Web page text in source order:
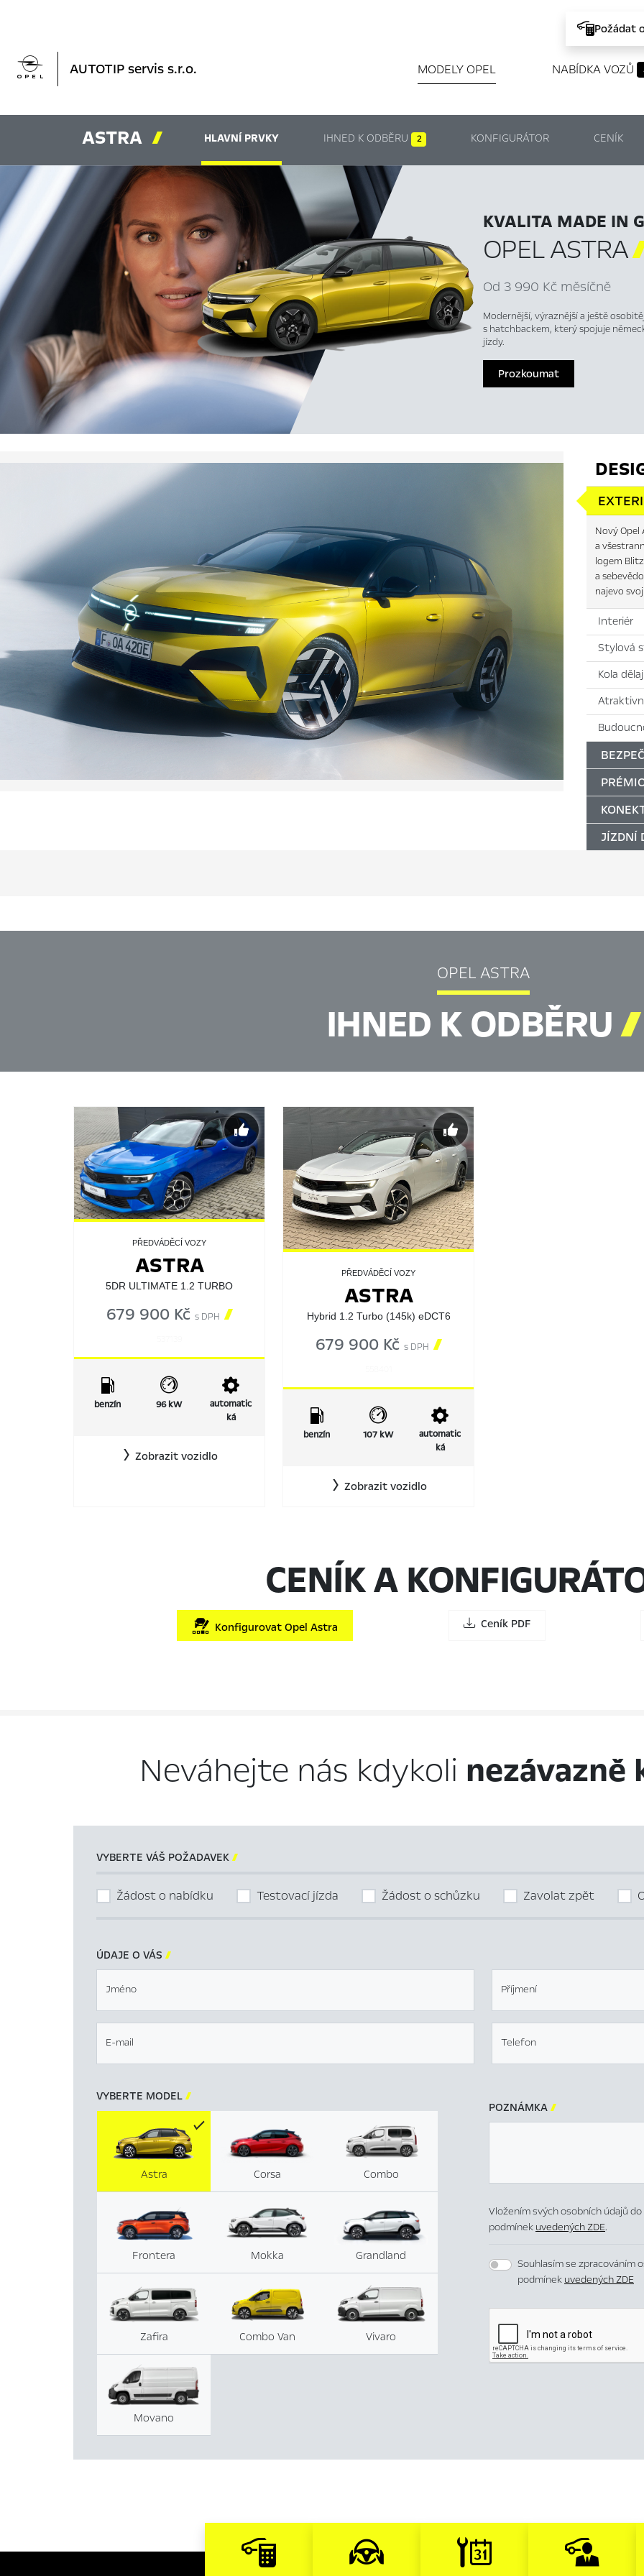
Požádat
 AUTOTIP servis s.r.o. MODELY OPEL NABÍDKA VOZŮ
ASTRA  HLAVNÍ PRVKY IHNED K ODBĚRU 2 KONFIGURÁTOR CENÍK
KVALITA MADE IN
OPEL ASTRA
Od 3 990 Kč měsíčně
Modernější, výraznější a ještě
s hatchbackem, který spojuje
jízdy.
Prozkoumat
Nový Opel
a
logem
a
najevo
Interiér
Stylová
Kola
JÍZDNÍ
OPEL ASTRA
IHNED K ODBĚRU
PŘEDVÁDĚCÍ VOZY
ASTRA
5DR ULTIMATE 1.2 TURBO
679 900 Kč s DPH 
benzín 96 kW
automatic
ká
Zobrazit vozidlo
PŘEDVÁDĚCÍ VOZY
ASTRA
Hybrid 1.2 Turbo (145k) eDCT6
679 900 Kč s DPH 
benzín 107 kW
automatic
ká
Zobrazit vozidlo
CENÍK A
Konfigurovat Opel Astra Ceník PDF
Neváhejte nás kdykoli
VYBERTE VÁŠ POŽADAVEK 
Žádost o nabídku Testovací jízda Žádost o schůzku Zavolat zpět
ÚDAJE O VÁS 
Jméno Příjmení
E-mail Telefon
VYBERTE MODEL 
Corsa Combo
Frontera
Astra
Mokka Grandland
Zafira Combo Van Vivaro
Movano
POZNÁMKA 
Vložením svých osobních údajů
podmínek uvedených ZDE.
Souhlasím se zpracováním
podmínek uvedených ZDE